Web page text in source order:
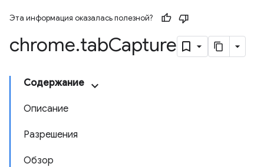
Эта информация оказалась полезной?
chrome.tabCapture
Содержание
Описание
Разрешения
Обзор